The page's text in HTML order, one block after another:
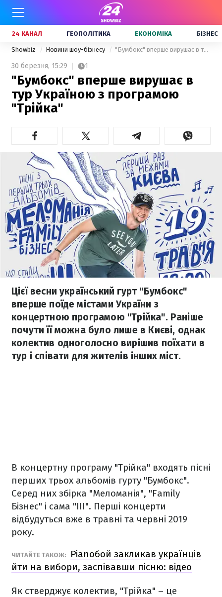
24 КАНАЛ ГЕОПОЛІТИКА ЕКОНОМІКА БІЗНЕС
Showbiz Новини шоу-бізнесу "Бумбокс" вперше вирушає в тур Україною з програмою "Трійка"
30 березня, 15:29 1
"Бумбокс" вперше вирушає в
тур Україною з програмою
"Трійка"
Цієї весни український гурт "Бумбокс"
вперше поїде містами України з
концертною програмою "Трійка". Раніше
почути її можна було лише в Києві, однак
колектив одноголосно вирішив поїхати в
тур і співати для жителів інших міст.
В концертну програму "Трійка" входять пісні
перших трьох альбомів гурту "Бумбокс".
Серед них збірка "Меломанія", "Family
Бізнес" і сама "III". Перші концерти
відбудуться вже в травні та червні 2019
року.
ЧИТАЙТЕ ТАКОЖ:
Pianoбой закликав українців
йти на вибори, заспівавши пісню: відео
Як стверджує колектив, "Трійка" – це